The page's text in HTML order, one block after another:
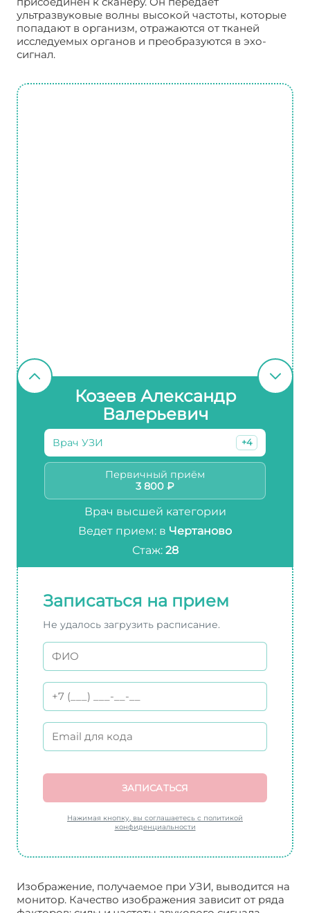
ультразвуковые волны высокой частоты, которые
попадают в организм, отражаются от тканей
исследуемых органов и преобразуются в эхо-
сигнал.
Козеев Александр
Валерьевич
Врач УЗИ +4
Первичный приём
3 800 ₽
Врач высшей категории
Ведет прием: в Чертаново
Стаж: 28
Записаться на прием
Не удалось загрузить расписание.
ЗАПИСАТЬСЯ
Нажимая кнопку, вы соглашаетесь с политикой
конфиденциальности
Изображение, получаемое при УЗИ, выводится на
монитор. Качество изображения зависит от ряда